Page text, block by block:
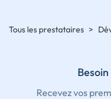
Tous les prestataires >
Recevez vos